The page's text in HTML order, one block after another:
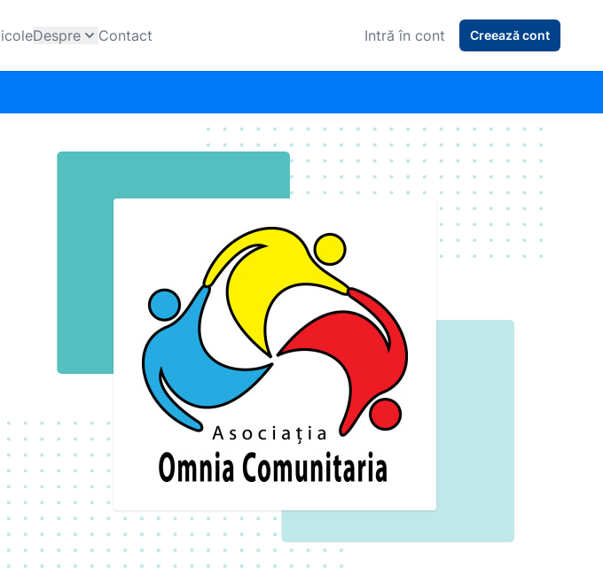
Despre Contact Intră în cont Creează cont